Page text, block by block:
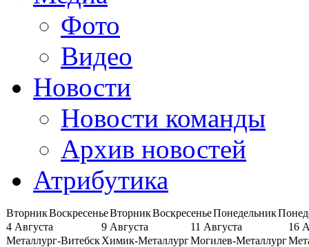
Фото
Видео
Новости
Новости команды
Архив новостей
Атрибутика
ВторникВоскресеньеВторникВоскресеньеПонедельник
4 Августа
9 Августа 11 Августа
16
Металлург-ВитебскХимик-МеталлургМогилев-Металлург